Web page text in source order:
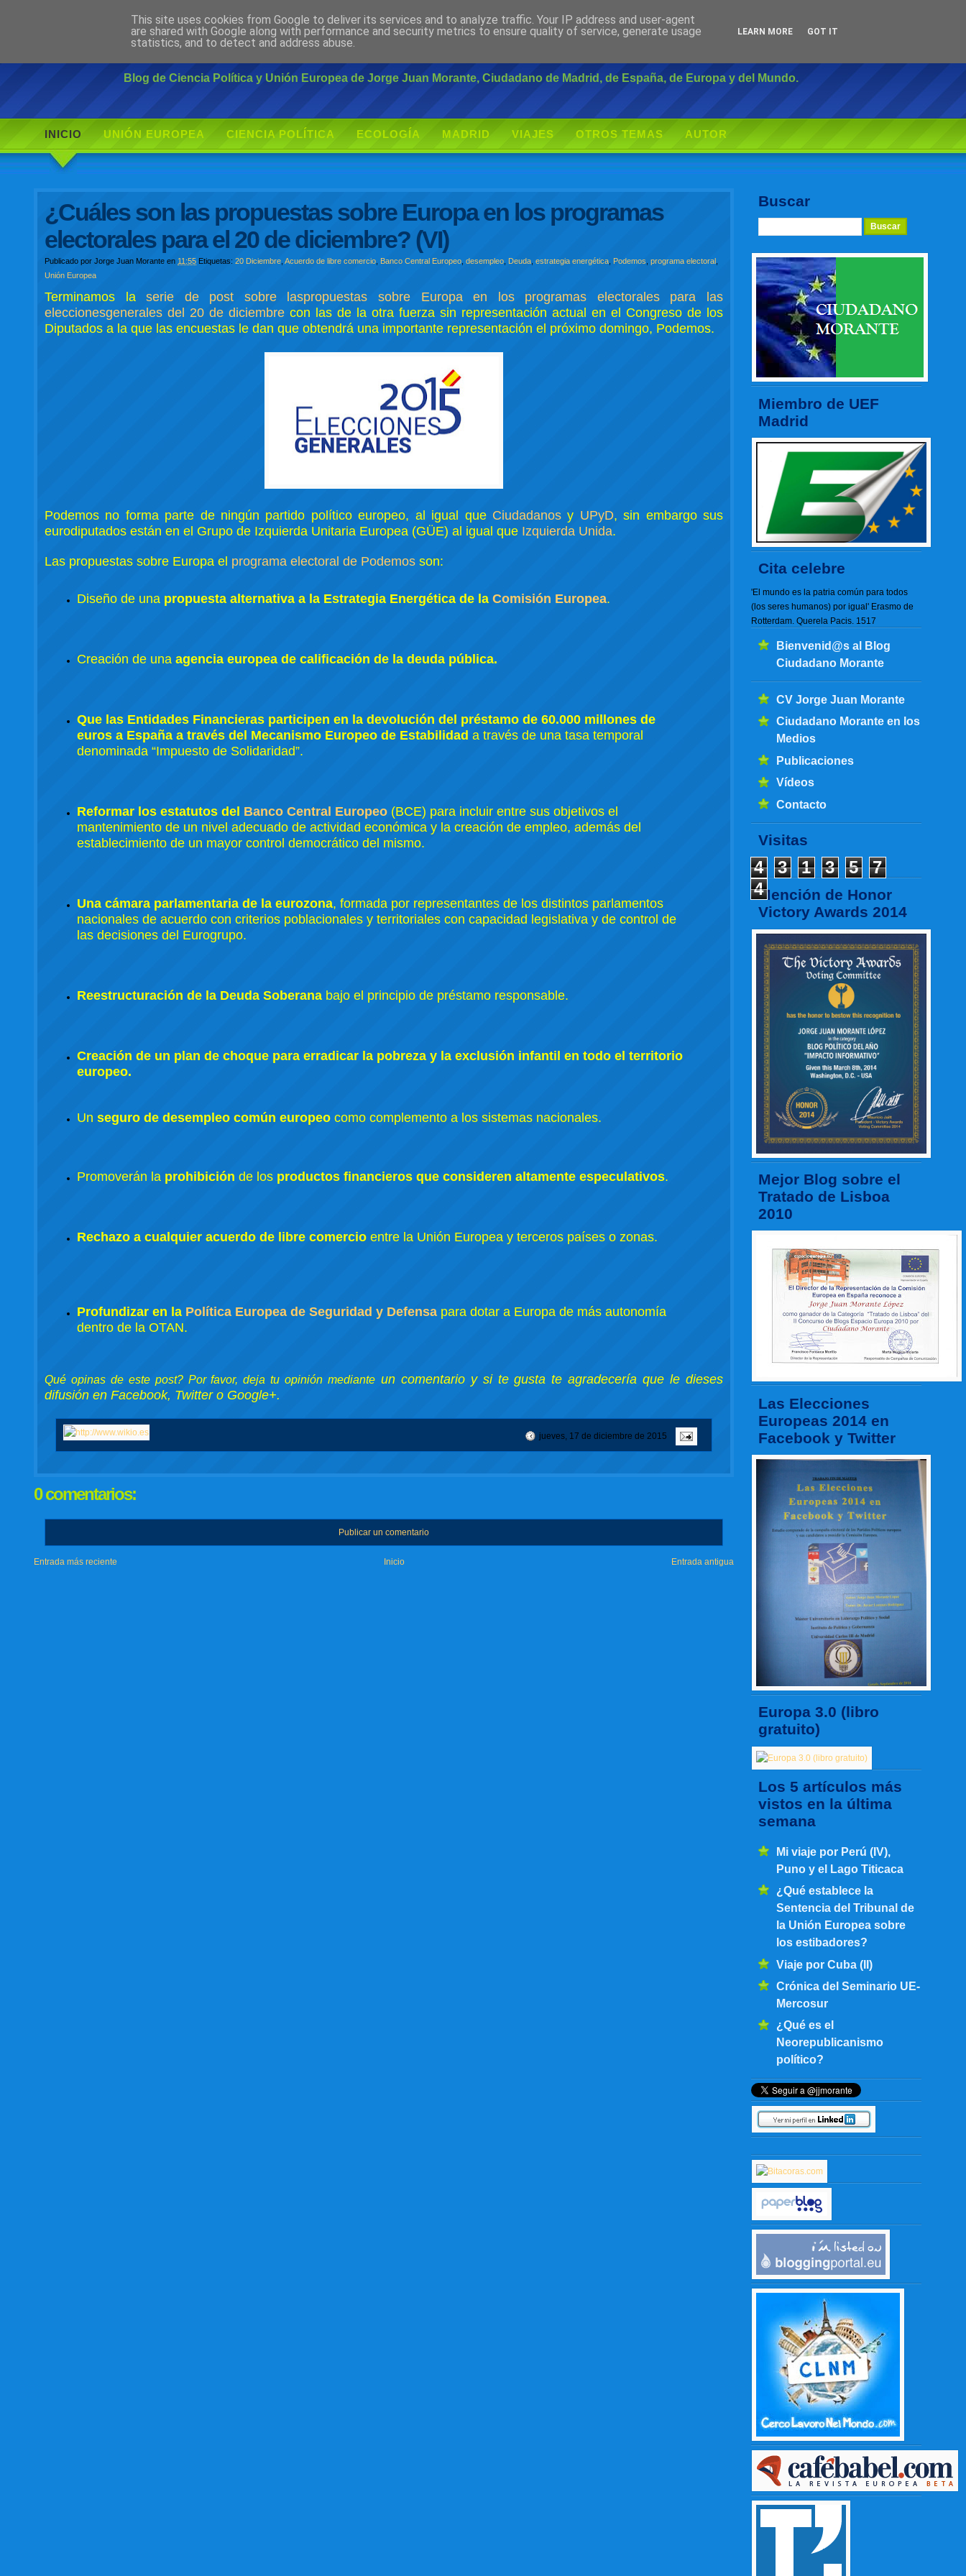
Ciudadano Morante
Blog de Ciencia Política y Unión Europea de Jorge Juan Morante, Ciudadano de Madrid, de España, de Europa y del Mundo.
INICIO UNIÓN EUROPEA CIENCIA POLÍTICA ECOLOGÍA MADRID VIAJES OTROS TEMAS AUTOR
Buscar
Miembro de UEF
Madrid
Cita celebre
'El mundo es la patria común para todos
(los seres humanos) por igual' Erasmo de
Rotterdam. Querela Pacis. 1517
Bienvenid@s al Blog
Ciudadano Morante
CV Jorge Juan Morante
Ciudadano Morante en los
Medios
Publicaciones
Vídeos
Contacto
Visitas
4 3 1 3 5
7
4Mención de Honor
Victory Awards 2014
Mejor Blog sobre el
Tratado de Lisboa
2010
Las Elecciones
Europeas 2014 en
Facebook y Twitter
Europa 3.0 (libro
gratuito)
Los 5 artículos más
vistos en la última
semana
Mi viaje por Perú (IV),
Puno y el Lago Titicaca
¿Qué establece la
Sentencia del Tribunal de
la Unión Europea sobre
los estibadores?
Viaje por Cuba (II)
Crónica del Seminario UE-
Mercosur
¿Qué es el
Neorepublicanismo
político?
¿Cuáles son las propuestas sobre Europa en los programas
electorales para el 20 de diciembre? (VI)
Publicado porJorge Juan Morante en 11:55 Etiquetas:20 Diciembre ,Acuerdo de libre comercio ,Banco Central Europeo ,desempleo Deuda ,estrategia energética Podemos ,programa electoral
Unión Europea
Terminamos laserie de post sobre laspropuestas sobre Europa en los programas electorales para las
eleccionesgenerales del 20 de diciembre con las de la otra fuerza sin representación actual en el Congreso de los
Diputados a la que las encuestas le dan que obtendrá una importante representación el próximo domingo, Podemos.
Podemos no forma parte de ningún partido político europeo, al igual que Ciudadanosy UPyD, sin embargo sus
eurodiputados están en el Grupo de Izquierda Unitaria Europea (GÜE) al igual que Izquierda Unida.
Las propuestas sobre Europa el programa electoral de Podemos son:
Diseño de una propuesta alternativa a la Estrategia Energética de laComisión Europea.
Creación de unaagencia europea de calificación de la deuda pública.
Que las Entidades Financieras participen en la devolución del préstamo de 60.000 millones de
euros a España a través del Mecanismo Europeo de Estabilidad a través de una tasa temporal
denominada “Impuesto de Solidaridad”.
Reformar los estatutos del Banco Central Europeo (BCE) para incluir entre sus objetivos el
mantenimiento de un nivel adecuado de actividad económica y la creación de empleo, además del
establecimiento de un mayor control democrático del mismo.
Una cámara parlamentaria de la eurozona, formada por representantes de los distintos parlamentos
nacionales de acuerdo con criterios poblacionales y territoriales con capacidad legislativa y de control de
las decisiones del Eurogrupo.
Reestructuración de la Deuda Soberana bajo el principio de préstamo responsable.
Creación de un plan de choque para erradicar la pobreza y la exclusión infantil en todo el territorio
europeo.
Unseguro de desempleo común europeo como complemento a los sistemas nacionales.
Promoverán la prohibición de los productos financieros que consideren altamente especulativos.
Rechazo a cualquier acuerdo de libre comercio entre la Unión Europea y terceros países o zonas.
Profundizar en la Política Europea de Seguridad y Defensa para dotar a Europa de más autonomía
dentro de la OTAN.
Qué opinas de este post? Por favor, deja tu opinión mediante un comentario y si te gusta te agradecería que le dieses
difusión en Facebook, Twitter o Google+.
jueves, 17 de diciembre de 2015
0 comentarios:
Publicar un comentario
Entrada más reciente Entrada antigua
Inicio
This site uses cookies from Google to deliver its services and to analyze traffic. Your IP address and user-agent
are shared with Google along with performance and security metrics to ensure quality of service, generate usage
statistics, and to detect and address abuse.
LEARN MORE GOT IT